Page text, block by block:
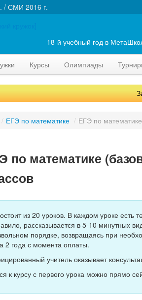
/ СМИ 2016 г.
18-й учебный год в
Курсы Олимпиады
/ ЕГЭ по математике / ЕГЭ по
по математике
из 20 уроков. В каждом уроке есть
рассказывается в 5-10 минутных
порядке, возвращаясь при
2 года с момента оплаты.
учитель оказывает
к курсу с первого урока можно прямо